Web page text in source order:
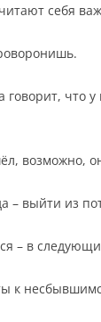
себя
говорит, что
возможно,
– выйти из
– в
к